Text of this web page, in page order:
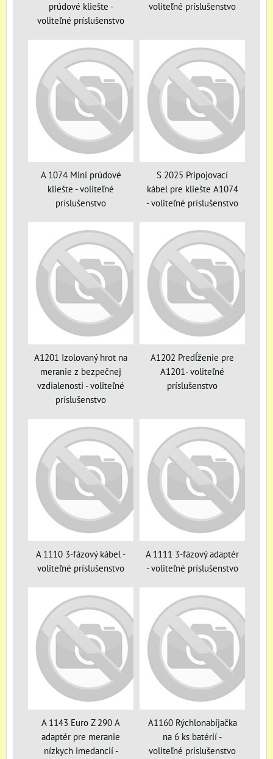
prúdové kliešte -
voliteľné príslušenstvo
voliteľné príslušenstvo
A 1074 Mini prúdové
kliešte - voliteľné
príslušenstvo
S 2025 Pripojovací
kábel pre kliešte A1074
- voliteľné príslušenstvo
A1201 Izolovaný hrot na
meranie z bezpečnej
vzdialenosti - voliteľné
príslušenstvo
A1202 Predĺženie pre
A1201- voliteľné
príslušenstvo
A 1110 3-fázový kábel -
voliteľné príslušenstvo
A 1111 3-fázový adaptér
- voliteľné príslušenstvo
A 1143 Euro Z 290 A
adaptér pre meranie
nízkych imedancií -
A1160 Rýchlonabíjačka
na 6 ks batérií -
voliteľné príslušenstvo